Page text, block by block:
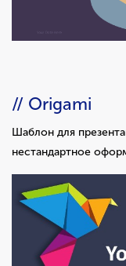
// Origami
Шаблон для
нестандартное